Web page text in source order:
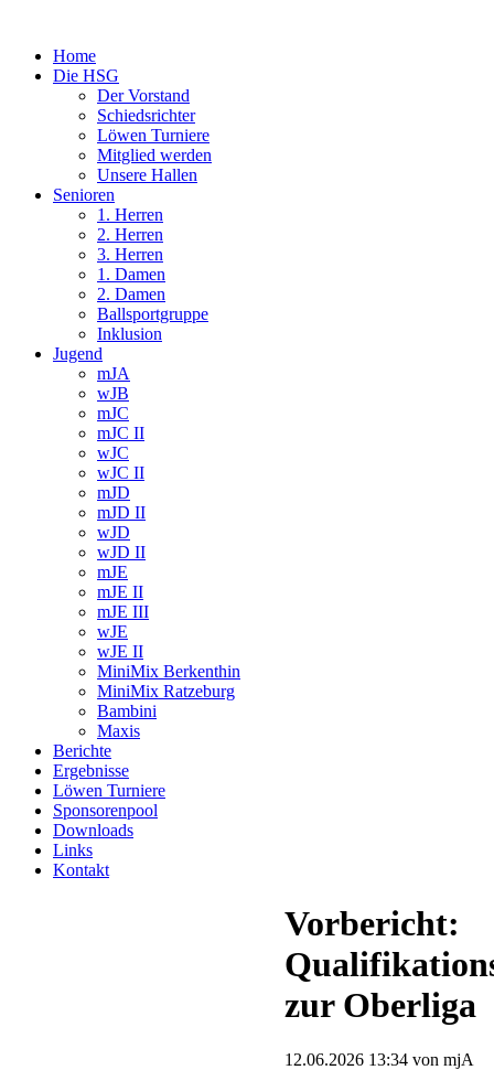
Home
Die HSG
Der Vorstand
Schiedsrichter
Löwen Turniere
Mitglied werden
Unsere Hallen
Senioren
1. Herren
2. Herren
3. Herren
1. Damen
2. Damen
Ballsportgruppe
Inklusion
Jugend
mJA
wJB
mJC
mJC II
wJC
wJC II
mJD
mJD II
wJD
wJD II
mJE
mJE II
mJE III
wJE
wJE II
MiniMix Berkenthin
MiniMix Ratzeburg
Bambini
Maxis
Berichte
Ergebnisse
Löwen Turniere
Sponsorenpool
Downloads
Links
Kontakt
Vorbericht:
zur Oberliga
12.06.2026 13:34 von mjA